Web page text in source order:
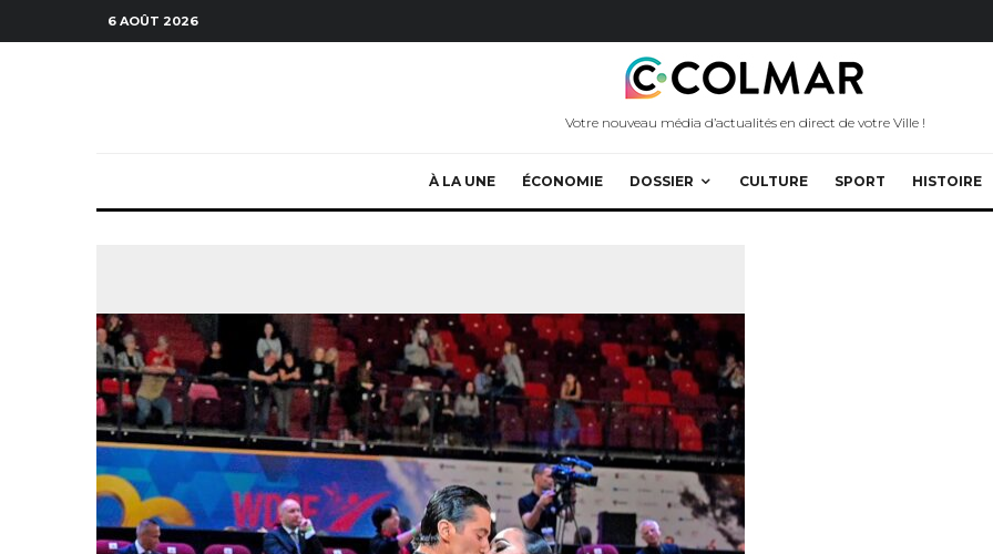
6 AOÛT 2026
Votre nouveau média d’actualités en direct de votre Ville !
À LA UNE ÉCONOMIE DOSSIER CULTURE SPORT HISTOIRE